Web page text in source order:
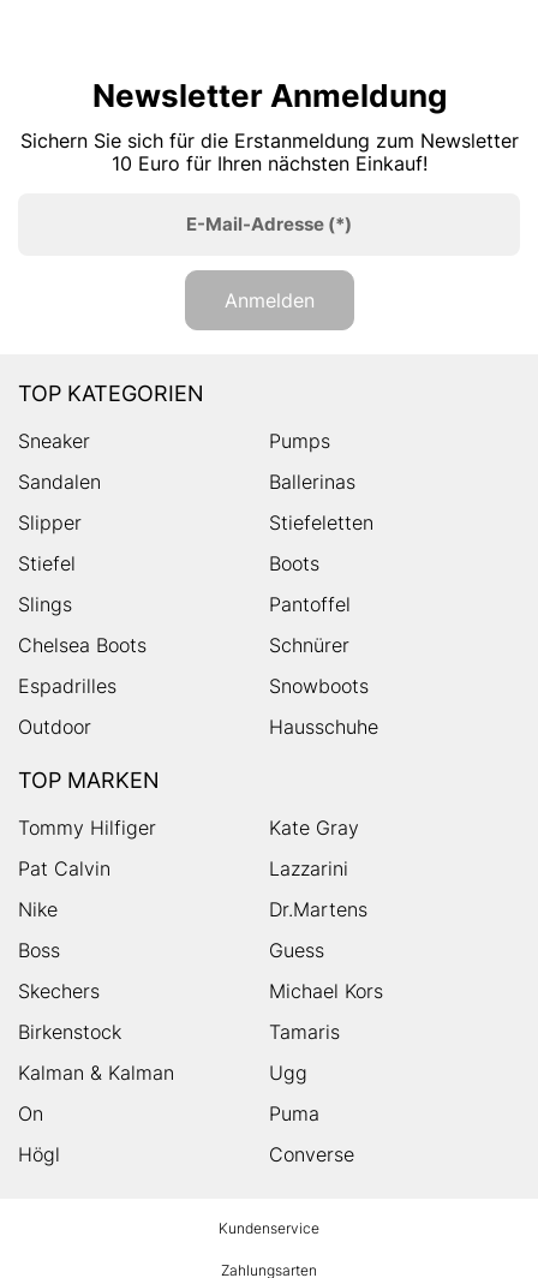
Newsletter Anmeldung
Sichern Sie sich für die Erstanmeldung zum Newsletter
10 Euro für Ihren nächsten Einkauf!
E-Mail-Adresse (*)
Anmelden
TOP KATEGORIEN
Sneaker
Pumps
Sandalen
Ballerinas
Slipper
Stiefeletten
Stiefel
Boots
Slings
Pantoffel
Chelsea Boots
Schnürer
Espadrilles
Snowboots
Outdoor
Hausschuhe
TOP MARKEN
Tommy Hilfiger
Kate Gray
Pat Calvin
Lazzarini
Nike
Dr.Martens
Boss
Guess
Skechers
Michael Kors
Birkenstock
Tamaris
Kalman & Kalman
Ugg
On
Puma
Högl
Converse
Kundenservice
Zahlungsarten